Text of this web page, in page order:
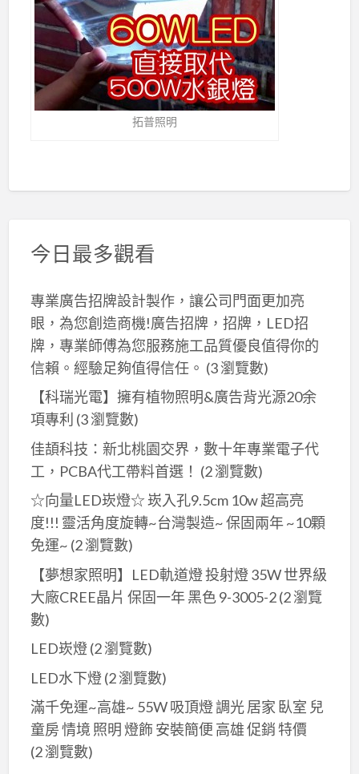
拓普照明
今日最多觀看
專業廣告招牌設計製作，讓公司門面更加亮
眼，為您創造商機!廣告招牌，招牌，LED招
牌，專業師傅為您服務施工品質優良值得你的
信賴。經驗足夠值得信任。 (3 瀏覽數)
【科瑞光電】擁有植物照明&廣告背光源20余
項專利 (3 瀏覽數)
佳頡科技：新北桃園交界，數十年專業電子代
工，PCBA代工帶料首選！ (2 瀏覽數)
☆向量LED崁燈☆ 崁入孔9.5cm 10w 超高亮
度!!! 靈活角度旋轉~台灣製造~ 保固兩年 ~10顆
免運~ (2 瀏覽數)
【夢想家照明】LED軌道燈 投射燈 35W 世界級
大廠CREE晶片 保固一年 黑色 9-3005-2(2 瀏覽
數)
LED崁燈(2 瀏覽數)
LED水下燈(2 瀏覽數)
滿千免運~高雄~ 55W 吸頂燈 調光 居家 臥室 兒
童房 情境 照明 燈飾 安裝簡便 高雄 促銷 特價
(2 瀏覽數)